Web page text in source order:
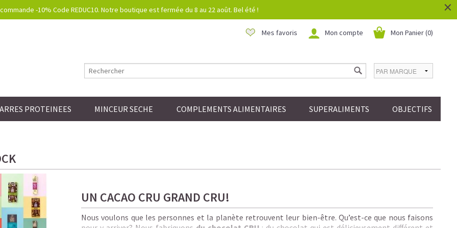
-10% Code REDUC10. Notre boutique est fermée du 8 au 22 août. Bel été ! ×
Mon Panier (0)
Mon compte
Mes favoris
PROTEINEES MINCEUR SECHE COMPLEMENTS ALIMENTAIRES SUPERALIMENTS OBJECTIFS
UN CACAO CRU GRAND CRU!
Nous voulons que les personnes et la planète retrouvent leur bien-être. Qu’est-ce que nous faisons